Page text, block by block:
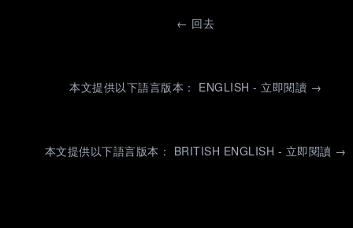
← 回去
本文提供以下語言版本： ENGLISH - 立即閱讀 →
本文提供以下語言版本： BRITISH ENGLISH - 立即閱讀 →